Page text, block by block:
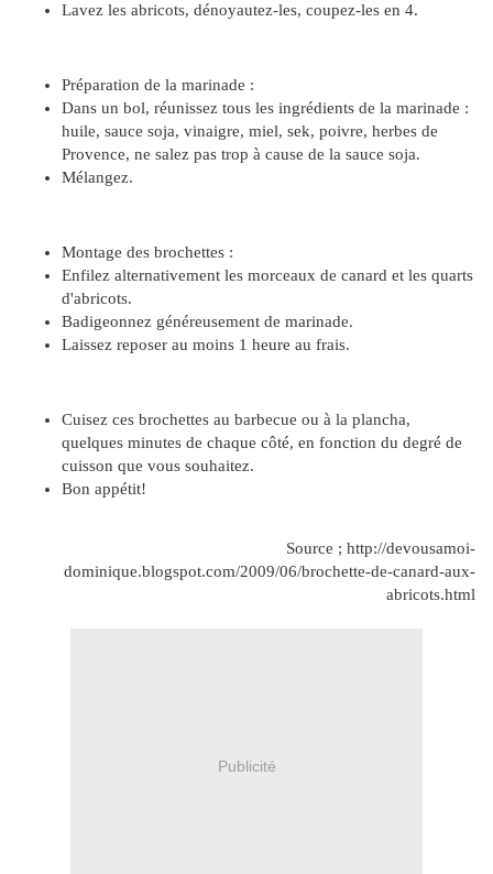
Lavez les abricots, dénoyautez-les, coupez-les en 4.
Préparation de la marinade :
Dans un bol, réunissez tous les ingrédients de la marinade :
huile, sauce soja, vinaigre, miel, sek, poivre, herbes de
Provence, ne salez pas trop à cause de la sauce soja.
Mélangez.
Montage des brochettes :
Enfilez alternativement les morceaux de canard et les quarts
d'abricots.
Badigeonnez généreusement de marinade.
Laissez reposer au moins 1 heure au frais.
Cuisez ces brochettes au barbecue ou à la plancha,
quelques minutes de chaque côté, en fonction du degré de
cuisson que vous souhaitez.
Bon appétit!
Source ; http://devousamoi-
dominique.blogspot.com/2009/06/brochette-de-canard-aux-
abricots.html
Publicité